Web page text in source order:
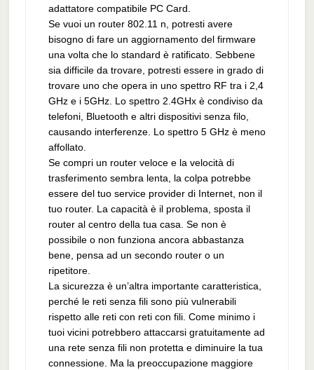
adattatore compatibile PC Card.
Se vuoi un router 802.11 n, potresti avere
bisogno di fare un aggiornamento del firmware
una volta che lo standard è ratificato. Sebbene
sia difficile da trovare, potresti essere in grado di
trovare uno che opera in uno spettro RF tra i 2,4
GHz e i 5GHz. Lo spettro 2.4GHx è condiviso da
telefoni, Bluetooth e altri dispositivi senza filo,
causando interferenze. Lo spettro 5 GHz è meno
affollato.
Se compri un router veloce e la velocità di
trasferimento sembra lenta, la colpa potrebbe
essere del tuo service provider di Internet, non il
tuo router. La capacità è il problema, sposta il
router al centro della tua casa. Se non è
possibile o non funziona ancora abbastanza
bene, pensa ad un secondo router o un
ripetitore.
La sicurezza è un’altra importante caratteristica,
perché le reti senza fili sono più vulnerabili
rispetto alle reti con reti con fili. Come minimo i
tuoi vicini potrebbero attaccarsi gratuitamente ad
una rete senza fili non protetta e diminuire la tua
connessione. Ma la preoccupazione maggiore